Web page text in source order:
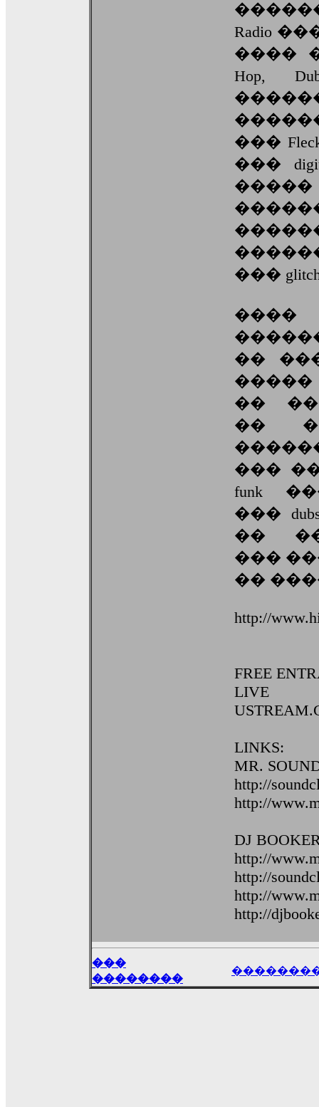
Radio
����
Hop,
��� Fleck
���
������
���
����
��
�����
��
��
��� ��
funk
���
��
���
��
http://
FREE
LIVE
LINKS:
MR.
http://
http://
DJ
http://
http://
http://
http://
���
��������